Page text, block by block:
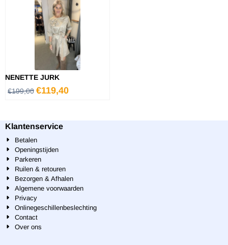
NENETTE JURK
€199,00 €119,40
Klantenservice
Betalen
Openingstijden
Parkeren
Ruilen & retouren
Bezorgen & Afhalen
Algemene voorwaarden
Privacy
Onlinegeschillenbeslechting
Contact
Over ons